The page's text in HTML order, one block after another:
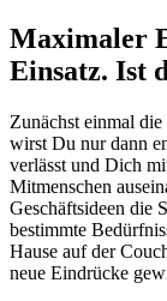
Maximaler
Einsatz. Ist
Zunächst einmal
wirst Du nur dann
verlässt und Dich
Mitmenschen
Geschäftsideen die
bestimmte
Hause auf der
neue Eindrücke